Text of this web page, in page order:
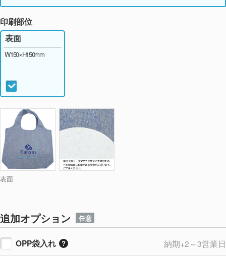
印刷部位
表面
表面
W150×H150mm
追加オプション 任意
OPP袋入れ
納期+2～3営業日